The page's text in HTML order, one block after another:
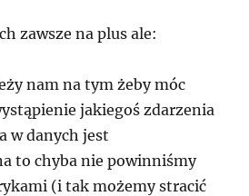
zawsze na plus ale:
nam na tym żeby móc
jakiegoś zdarzenia
w danych jest
to chyba nie powinniśmy
(i tak możemy stracić